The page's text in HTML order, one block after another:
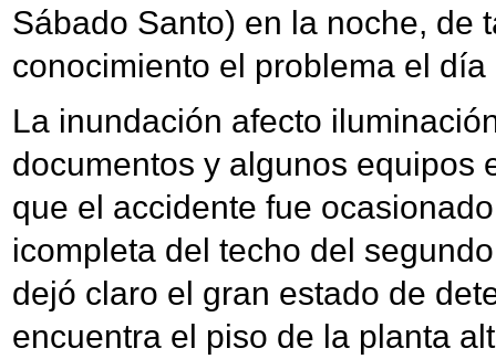
Sábado Santo) en la noche, de
conocimiento el problema el
La inundación afecto
documentos y algunos equipos
que el accidente fue
icompleta del techo del
dejó claro el gran estado de
encuentra el piso de la planta